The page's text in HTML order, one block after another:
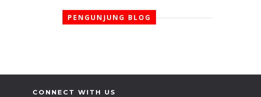
PENGUNJUNG BLOG
CONNECT WITH US